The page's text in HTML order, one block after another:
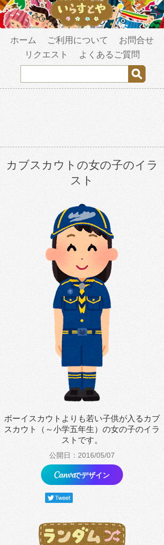
ホーム ご利用について
お問合せ
リクエスト
よくあるご質問
カブスカウトの女の子のイラ
スト
ボーイスカウトよりも若い子供が入るカブ
スカウト（～小学五年生）の女の子のイラ
ストです。
公開日：2016/05/07
でデザイン